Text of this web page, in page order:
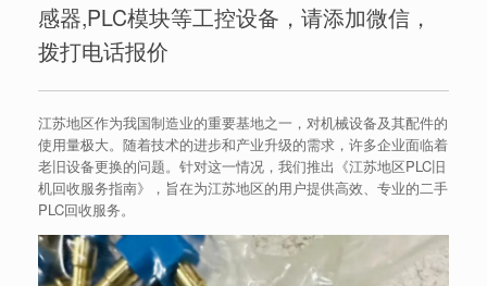
感器,PLC模块等工控设备，请添加微信，
拨打电话报价
江苏地区作为我国制造业的重要基地之一，对机械设备及其配件的
使用量极大。随着技术的进步和产业升级的需求，许多企业面临着
老旧设备更换的问题。针对这一情况，我们推出《江苏地区PLC旧
机回收服务指南》，旨在为江苏地区的用户提供高效、专业的二手
PLC回收服务。